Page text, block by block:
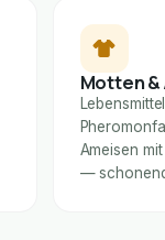
Motten &
Ameisen
—